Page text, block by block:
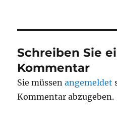
Schreiben Sie
Kommentar
Sie müssenangemeldet
Kommentar abzugeben.